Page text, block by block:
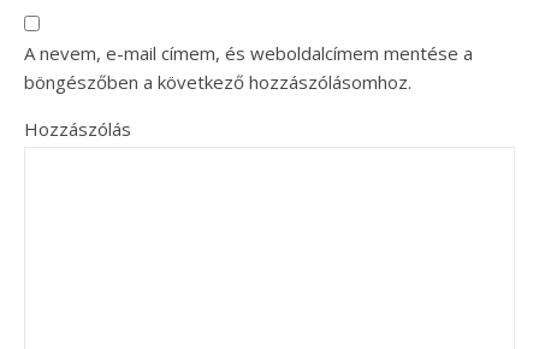
A nevem, e-mail címem, és weboldalcímem mentése a
böngészőben a következő hozzászólásomhoz.
Hozzászólás